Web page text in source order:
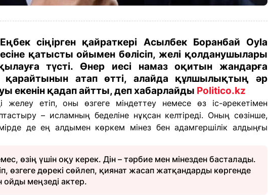
сіңірген қайраткері Асылбек Боранбай Oyla
қатысты ойымен бөлісіп, желі қолданушылары
түсті. Өнер иесі намаз оқитын жандарға
қарайтынын атап өтті, алайда құлшылықтың әр
екенін қадап айтты, деп хабарлайды Politico.kz
желеу етіп, оны өзгеге міндеттеу немесе өз іс-әрекетімен
– исламның беделіне нұқсан келтіреді. Оның сөзінше,
де ең алдымен көркем мінез бен адамгершілік алдыңғы
өзің үшін оқу керек. Дін – тәрбие мен мінезден басталады.
өзгеге дөрекі сөйлеп, қиянат жасап жатқандарды көргенде
меңзеді актер.